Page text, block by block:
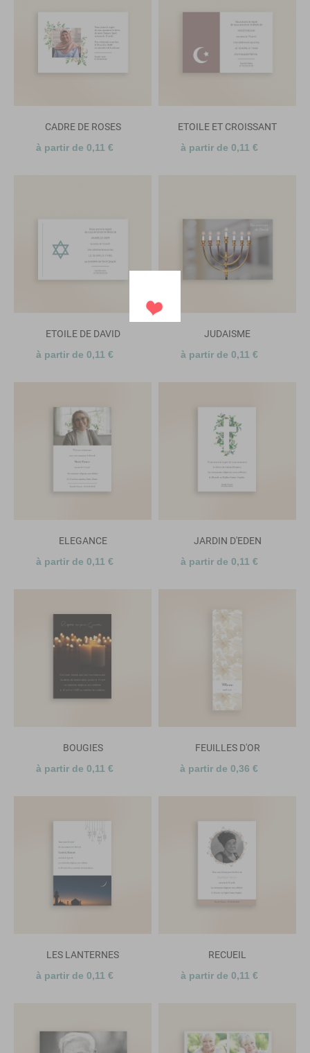
CADRE DE ROSES
à partir de 0,11 €
ETOILE ET CROISSANT
à partir de 0,11 €
ETOILE DE DAVID
à partir de 0,11 €
JUDAISME
à partir de 0,11 €
ELEGANCE
à partir de 0,11 €
JARDIN D'EDEN
à partir de 0,11 €
BOUGIES
à partir de 0,11 €
FEUILLES D'OR
à partir de 0,36 €
LES LANTERNES
à partir de 0,11 €
RECUEIL
à partir de 0,11 €